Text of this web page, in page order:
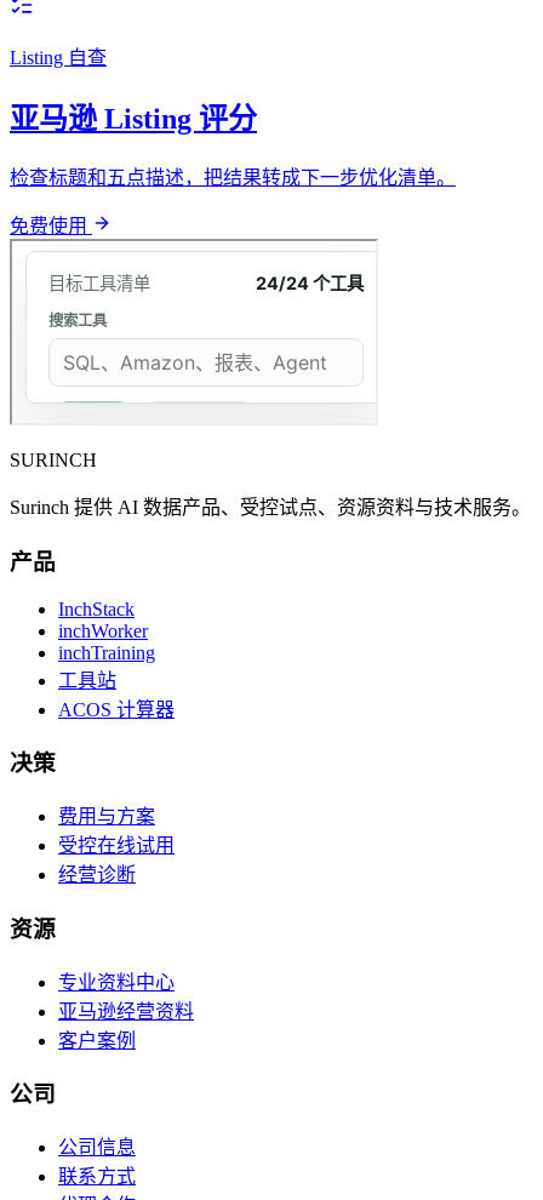
Listing 自查
亚马逊 Listing 评分
检查标题和五点描述，把结果转成下一步优化清单。
免费使用
SURINCH
Surinch 提供 AI 数据产品、受控试点、资源资料与技术服务。
产品
InchStack
inchWorker
inchTraining
工具站
ACOS 计算器
决策
费用与方案
受控在线试用
经营诊断
资源
专业资料中心
亚马逊经营资料
客户案例
公司
公司信息
联系方式